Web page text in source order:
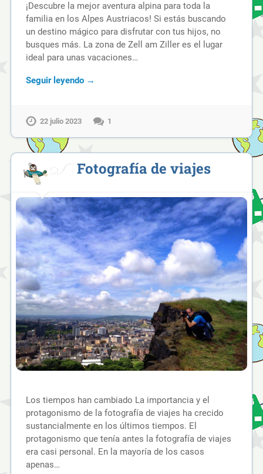
¡Descubre la mejor aventura alpina para toda la
familia en los Alpes Austriacos! Si estás buscando
un destino mágico para disfrutar con tus hijos, no
busques más. La zona de Zell am Ziller es el lugar
ideal para unas vacaciones…
Seguir leyendo →
22 julio 2023 1
Fotografía de viajes
Los tiempos han cambiado La importancia y el
protagonismo de la fotografía de viajes ha crecido
sustancialmente en los últimos tiempos. El
protagonismo que tenía antes la fotografía de viajes
era casi personal. En la mayoría de los casos
apenas…